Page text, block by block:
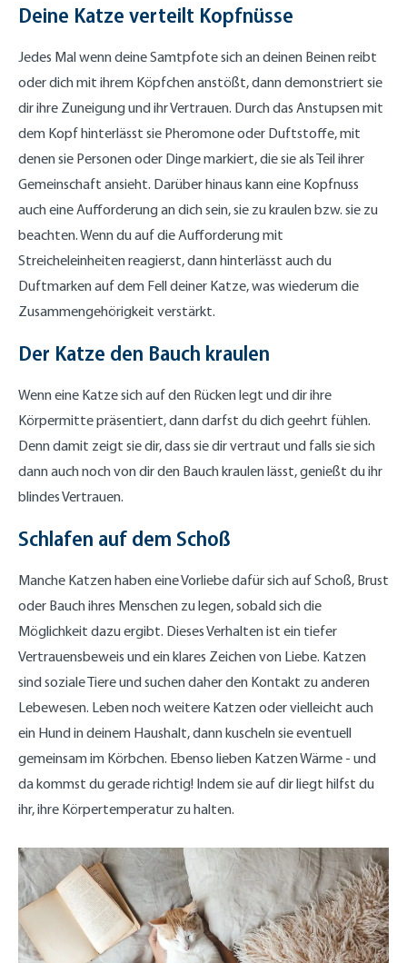
Deine Katze verteilt Kopfnüsse
Jedes Mal wenn deine Samtpfote sich an deinen Beinen reibt
oder dich mit ihrem Köpfchen anstößt, dann demonstriert sie
dir ihre Zuneigung und ihr Vertrauen. Durch das Anstupsen mit
dem Kopf hinterlässt sie Pheromone oder Duftstoffe, mit
denen sie Personen oder Dinge markiert, die sie als Teil ihrer
Gemeinschaft ansieht. Darüber hinaus kann eine Kopfnuss
auch eine Aufforderung an dich sein, sie zu kraulen bzw. sie zu
beachten. Wenn du auf die Aufforderung mit
Streicheleinheiten reagierst, dann hinterlässt auch du
Duftmarken auf dem Fell deiner Katze, was wiederum die
Zusammengehörigkeit verstärkt.
Der Katze den Bauch kraulen
Wenn eine Katze sich auf den Rücken legt und dir ihre
Körpermitte präsentiert, dann darfst du dich geehrt fühlen.
Denn damit zeigt sie dir, dass sie dir vertraut und falls sie sich
dann auch noch von dir den Bauch kraulen lässt, genießt du ihr
blindes Vertrauen.
Schlafen auf dem Schoß
Manche Katzen haben eine Vorliebe dafür sich auf Schoß, Brust
oder Bauch ihres Menschen zu legen, sobald sich die
Möglichkeit dazu ergibt. Dieses Verhalten ist ein tiefer
Vertrauensbeweis und ein klares Zeichen von Liebe. Katzen
sind soziale Tiere und suchen daher den Kontakt zu anderen
Lebewesen. Leben noch weitere Katzen oder vielleicht auch
ein Hund in deinem Haushalt, dann kuscheln sie eventuell
gemeinsam im Körbchen. Ebenso lieben Katzen Wärme - und
da kommst du gerade richtig! Indem sie auf dir liegt hilfst du
ihr, ihre Körpertemperatur zu halten.